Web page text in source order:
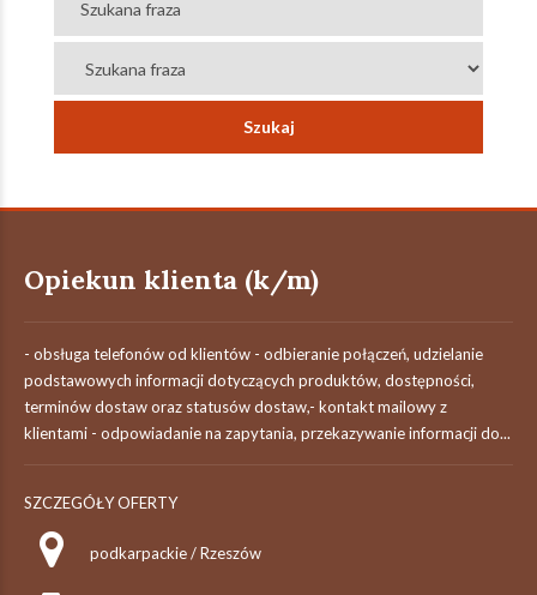
Opiekun klienta (k/m)
- obsługa telefonów od klientów - odbieranie połączeń, udzielanie
podstawowych informacji dotyczących produktów, dostępności,
terminów dostaw oraz statusów dostaw,- kontakt mailowy z
klientami - odpowiadanie na zapytania, przekazywanie informacji do...
SZCZEGÓŁY OFERTY
podkarpackie / Rzeszów